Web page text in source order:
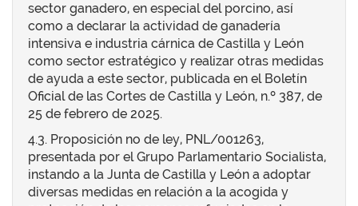
sector ganadero, en especial del porcino, así
como a declarar la actividad de ganadería
intensiva e industria cárnica de Castilla y León
como sector estratégico y realizar otras medidas
de ayuda a este sector, publicada en el Boletín
Oficial de las Cortes de Castilla y León, n.º 387, de
25 de febrero de 2025.
4.3. Proposición no de ley, PNL/001263,
presentada por el Grupo Parlamentario Socialista,
instando a la Junta de Castilla y León a adoptar
diversas medidas en relación a la acogida y